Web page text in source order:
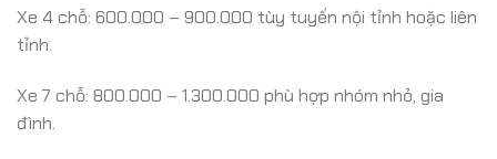
Xe 4 chỗ: 600.000 – 900.000 tùy tuyến nội tỉnh hoặc liên
tỉnh.
Xe 7 chỗ: 800.000 – 1.300.000 phù hợp nhóm nhỏ, gia
đình.